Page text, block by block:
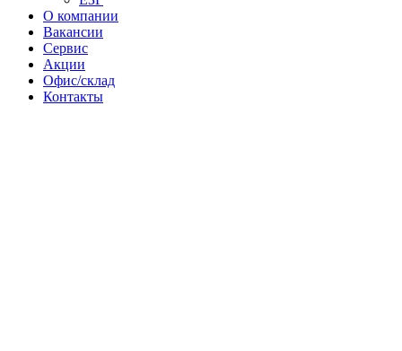
О компании
Вакансии
Сервис
Акции
Офис/склад
Контакты